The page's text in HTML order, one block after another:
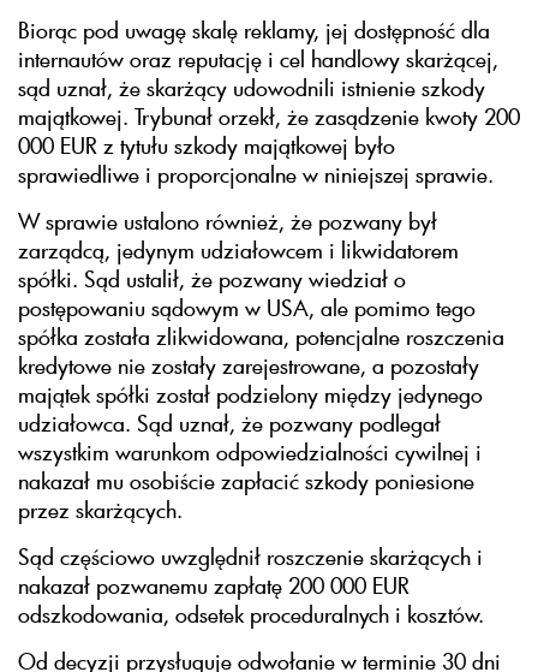
Biorąc pod uwagę skalę reklamy, jej dostępność dla
internautów oraz reputację i cel handlowy skarżącej,
sąd uznał, że skarżący udowodnili istnienie szkody
majątkowej. Trybunał orzekł, że zasądzenie kwoty 200
000 EUR z tytułu szkody majątkowej było
sprawiedliwe i proporcjonalne w niniejszej sprawie.
W sprawie ustalono również, że pozwany był
zarządcą, jedynym udziałowcem i likwidatorem
spółki. Sąd ustalił, że pozwany wiedział o
postępowaniu sądowym w USA, ale pomimo tego
spółka została zlikwidowana, potencjalne roszczenia
kredytowe nie zostały zarejestrowane, a pozostały
majątek spółki został podzielony między jedynego
udziałowca. Sąd uznał, że pozwany podlegał
wszystkim warunkom odpowiedzialności cywilnej i
nakazał mu osobiście zapłacić szkody poniesione
przez skarżących.
Sąd częściowo uwzględnił roszczenie skarżących i
nakazał pozwanemu zapłatę 200 000 EUR
odszkodowania, odsetek proceduralnych i kosztów.
Od decyzji przysługuje odwołanie w terminie 30 dni